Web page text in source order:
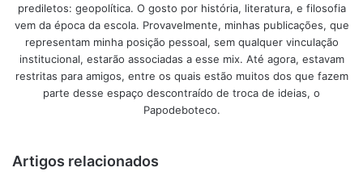
prediletos: geopolítica. O gosto por história, literatura, e filosofia
vem da época da escola. Provavelmente, minhas publicações, que
representam minha posição pessoal, sem qualquer vinculação
institucional, estarão associadas a esse mix. Até agora, estavam
restritas para amigos, entre os quais estão muitos dos que fazem
parte desse espaço descontraído de troca de ideias, o
Papodeboteco.
Artigos relacionados